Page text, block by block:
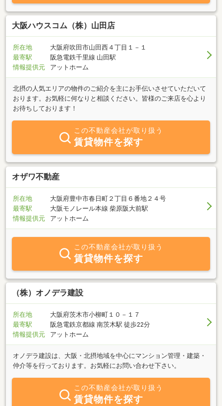
大阪ハウスコム（株）山田店
所在地
大阪府吹田市山田西４丁目１－１
最寄駅
阪急電鉄千里線 山田駅
情報提供元
アットホーム
北摂の人気エリアの物件のご紹介を主にお手伝いさせていただいて
おります。お気軽に何なりと相談ください。皆様のご来店を心より
お待ちしております！
この不動産会社が取り扱う
賃貸物件を探す
オザワ不動産
所在地
大阪府豊中市春日町２丁目６番地２４号
最寄駅
大阪モノレール本線 柴原阪大前駅
情報提供元
アットホーム
この不動産会社が取り扱う
賃貸物件を探す
（株）オノデラ建設
所在地
大阪府茨木市小柳町１０－１７
最寄駅
阪急電鉄京都線 南茨木駅 徒歩22分
情報提供元
アットホーム
オノデラ建設は、大阪・北摂地域を中心にマンション管理・建築・
仲介等を行っております。お気軽にお問い合わせ下さい。
この不動産会社が取り扱う
賃貸物件を探す